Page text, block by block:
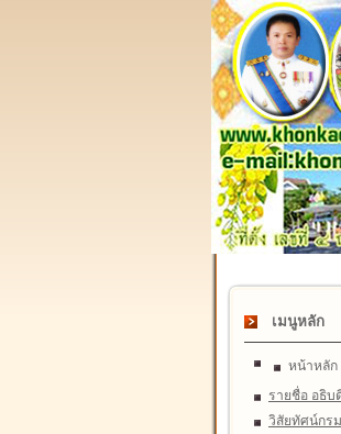
เมนูหลัก
หน้าหลัก
รายชื่อ อธิ
วิสัยทัศน์กร